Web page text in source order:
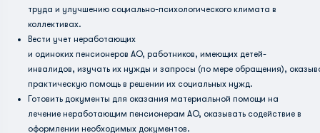
труда и улучшению социально-психологического климата в
коллективах.
Вести учет неработающих
и одиноких пенсионеров АО, работников, имеющих детей-
инвалидов, изучать их нужды и запросы (по мере обращения),
практическую помощь в решении их социальных нужд.
Готовить документы для оказания материальной помощи на
лечение неработающим пенсионерам АО, оказывать содействие в
оформлении необходимых документов.